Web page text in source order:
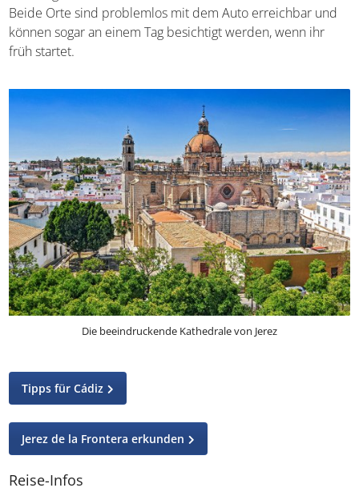
Beide Orte sind problemlos mit dem Auto erreichbar und
können sogar an einem Tag besichtigt werden, wenn ihr
früh startet.
Die beeindruckende Kathedrale von Jerez
Tipps für Cádiz
Jerez de la Frontera erkunden
Reise-Infos